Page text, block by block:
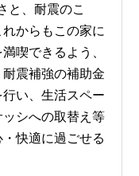
と、耐震のこ
からもこの家に
喫できるよう、
震補強の補助金
い、生活スペー
シへの取替え等
快適に過ごせる